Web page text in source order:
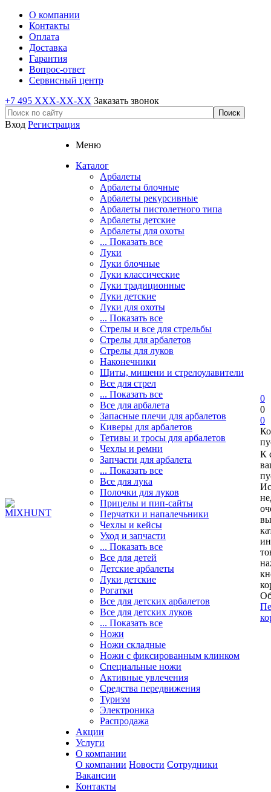
О компании
Контакты
Оплата
Доставка
Гарантия
Вопрос-ответ
Сервисный центр
+7 495 XXX-XX-XX Заказать звонок
Вход Регистрация
Меню
Каталог
Арбалеты
Арбалеты блочные
Арбалеты рекурсивные
Арбалеты пистолетного типа
Арбалеты детские
Арбалеты для охоты
... Показать все
Луки
Луки блочные
Луки классические
Луки традиционные
Луки детские
Луки для охоты
... Показать все
Стрелы и все для стрельбы
Стрелы для арбалетов
Стрелы для луков
Наконечники
Щиты, мишени и стрелоулавители
Все для стрел
... Показать все
Все для арбалета
Запасные плечи для арбалетов
Киверы для арбалетов
Тетивы и тросы для арбалетов
Чехлы и ремни
Запчасти для арбалета
... Показать все
Все для лука
Полочки для луков
Прицелы и пип-сайты
Перчатки и напалечьники
Чехлы и кейсы
Уход и запчасти
... Показать все
Все для детей
Детские арбалеты
Луки детские
Рогатки
Все для детских арбалетов
Все для детских луков
... Показать все
Ножи
Ножи складные
Ножи с фиксированным клинком
Специальные ножи
Активные увлечения
Средства передвижения
Туризм
Электроника
Распродажа
Акции
Услуги
О компании
О компании Новости Сотрудники
Вакансии
Контакты
0
0
0
К